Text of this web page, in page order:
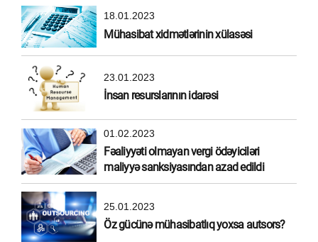
18.01.2023
Mühasibat xidmətlərinin xülasəsi
23.01.2023
İnsan resurslarının idarəsi
01.02.2023
Fəaliyyəti olmayan vergi ödəyiciləri
maliyyə sanksiyasından azad edildi
25.01.2023
Öz gücünə mühasibatlıq yoxsa autsors?